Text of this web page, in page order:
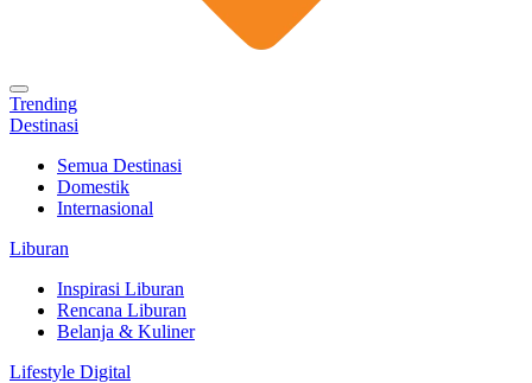
Trending
Destinasi
Semua Destinasi
Domestik
Internasional
Liburan
Inspirasi Liburan
Rencana Liburan
Belanja & Kuliner
Lifestyle Digital